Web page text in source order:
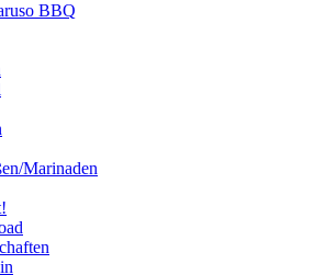
BBQ
Marinaden